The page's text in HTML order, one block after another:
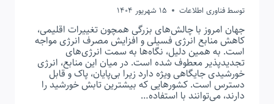
توسط فناوری اطلاعات 15 شهریور 1404
جهان امروز با چالش‌های بزرگی همچون تغییرات اقلیمی،
کاهش منابع انرژی فسیلی و افزایش مصرف انرژی مواجه
است. به همین دلیل، نگاه‌ها به سمت انرژی‌های
تجدیدپذیر معطوف شده است. در میان این منابع، انرژی
خورشیدی جایگاهی ویژه دارد زیرا بی‌پایان، پاک و قابل
دسترس است. کشورهایی که بیشترین تابش خورشید را
دارند، می‌توانند با استفاده…